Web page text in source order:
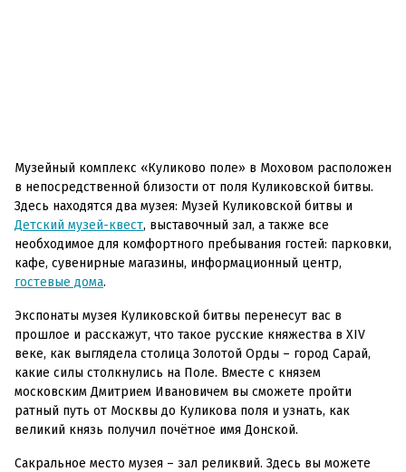
Музейный комплекс «Куликово поле» в Моховом расположен
в непосредственной близости от поля Куликовской битвы.
Здесь находятся два музея: Музей Куликовской битвы и
Детский музей-квест, выставочный зал, а также все
необходимое для комфортного пребывания гостей: парковки,
кафе, сувенирные магазины, информационный центр,
гостевые дома.
Экспонаты музея Куликовской битвы перенесут вас в
прошлое и расскажут, что такое русские княжества в XIV
веке, как выглядела столица Золотой Орды – город Сарай,
какие силы столкнулись на Поле. Вместе с князем
московским Дмитрием Ивановичем вы сможете пройти
ратный путь от Москвы до Куликова поля и узнать, как
великий князь получил почётное имя Донской.
Сакральное место музея – зал реликвий. Здесь вы можете